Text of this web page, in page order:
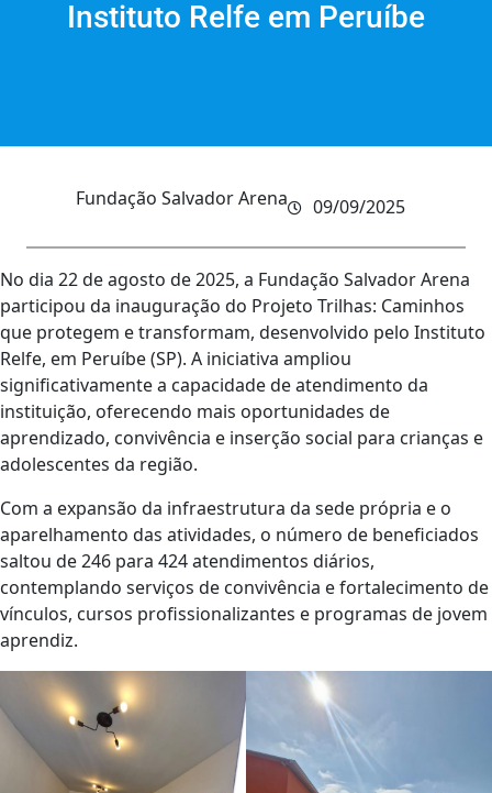
Instituto Relfe em Peruíbe
Fundação Salvador Arena 09/09/2025
No dia 22 de agosto de 2025, a Fundação Salvador Arena
participou da inauguração do Projeto Trilhas: Caminhos
que protegem e transformam, desenvolvido pelo Instituto
Relfe, em Peruíbe (SP). A iniciativa ampliou
significativamente a capacidade de atendimento da
instituição, oferecendo mais oportunidades de
aprendizado, convivência e inserção social para crianças e
adolescentes da região.
Com a expansão da infraestrutura da sede própria e o
aparelhamento das atividades, o número de beneficiados
saltou de 246 para 424 atendimentos diários,
contemplando serviços de convivência e fortalecimento de
vínculos, cursos profissionalizantes e programas de jovem
aprendiz.